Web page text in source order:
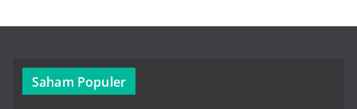
Saham Populer